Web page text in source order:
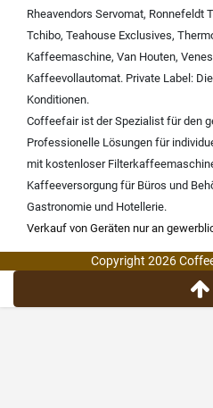
Rheavendors Servomat, Ronnefeldt
Tchibo, Teahouse Exclusives,
Kaffeemaschine, Van Houten,
Kaffeevollautomat. Private Label:
Konditionen.
Coffeefair ist der Spezialist für den
Professionelle Lösungen für
mit kostenloser
Kaffeeversorgung für Büros und
Gastronomie und Hotellerie.
Verkauf von Geräten nur an
Copyright 2026